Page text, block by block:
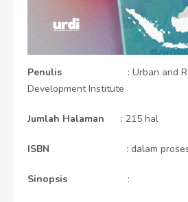
Penulis : Urban and
Development Institute
Jumlah Halaman : 215 hal
ISBN : dalam
Sinopsis :